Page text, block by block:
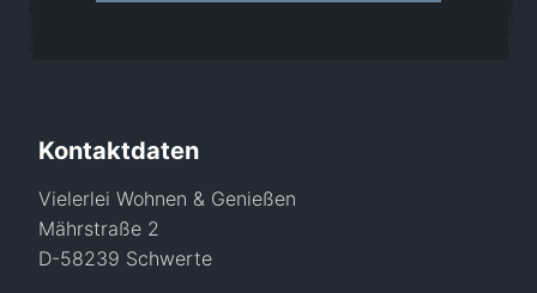
Kontaktdaten
Vielerlei Wohnen & Genießen
Mährstraße 2
D-58239 Schwerte